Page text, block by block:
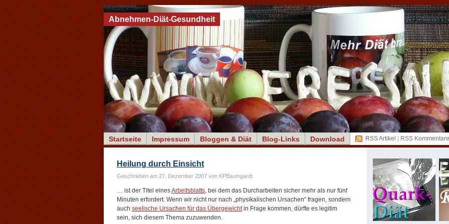
Startseite Impressum Bloggen & Diät Blog-Links Download RSS Artikel RSS Kommentare
Abnehmen-Diät-Gesundheit
Heilung durch Einsicht
Geschrieben am 27. Dezember 2007 von KPBaumgardt
… ist der Titel einesArbeitsblatts, bei dem das Durcharbeiten sicher mehr als nur fünf
Minuten erfordert. Wenn wir nicht nur nach „physikalischen Ursachen“ fragen, sondern
auch seelische Ursachen für das Übergewichtin Frage kommen, dürfte es legitim
sein, sich diesem Thema zuzuwenden.